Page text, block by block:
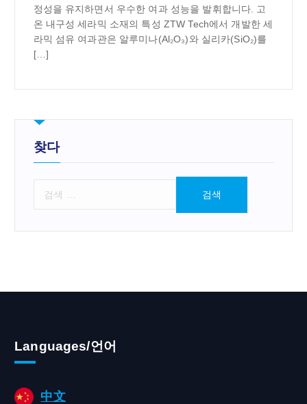
정성을 유지하면서 우수한 여과 성능을 발휘합니다. 고
온 내구성 세라믹 소재의 특성 ZTW Tech에서 개발한 세
라믹 섬유 여과관은 알루미나(Al₂O₃)와 실리카(SiO₂)를
[…]
찾다
Languages/언어
中文